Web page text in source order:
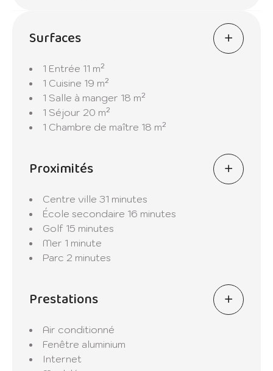
Les chambres offrent un confort intime, avec
une suite supplémentaire pour vos invités. La
chambre principale, quant à elle, est un
véritable havre de paix.
Expérimentez un style de vie luxueux au sein
l'élégance se marient à la perfection.
Surfaces
1 Entrée 11 m²
1 Cuisine 19 m²
1 Salle à manger 18 m²
1 Séjour 20 m²
1 Chambre de maître 18 m²
Proximités
Centre ville 31 minutes
École secondaire 16 minutes
Golf 15 minutes
Mer 1 minute
Parc 2 minutes
Prestations
Air conditionné
Fenêtre aluminium
Internet